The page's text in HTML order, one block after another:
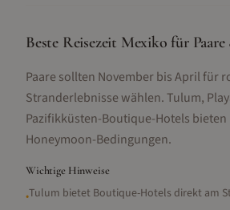
Beste Reisezeit Mexiko für
Paare sollten November bis April für
Stranderlebnisse wählen. Tulum,
Pazifikküsten-Boutique-Hotels
Honeymoon-Bedingungen.
Wichtige Hinweise
•Tulum bietet Boutique-Hotels direkt am